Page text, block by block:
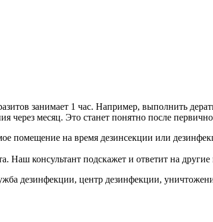
занимает 1 час. Например, выполнить
через месяц. Это станет понятно после
помещение на время дезинсекции или
Наш консультант подскажет и ответит на
дезинфекции, центр дезинфекции,